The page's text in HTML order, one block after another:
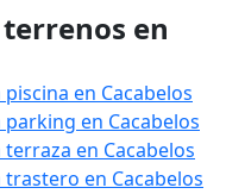
en
en Cacabelos
en Cacabelos
en Cacabelos
en Cacabelos